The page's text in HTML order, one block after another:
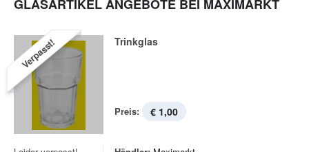
GLASARTIKEL ANGEBOTE BEI MAXIMARKT
Verpasst! Trinkglas
Preis: € 1,00